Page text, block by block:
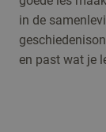
in de
en past wat je